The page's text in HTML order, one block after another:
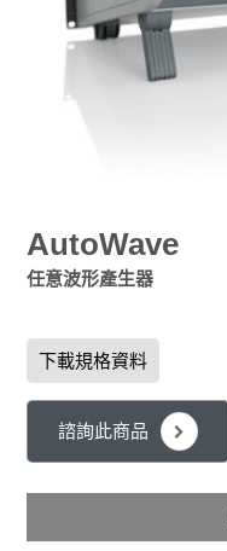
AutoWave
任意波形產生器
下載規格資料
諮詢此商品